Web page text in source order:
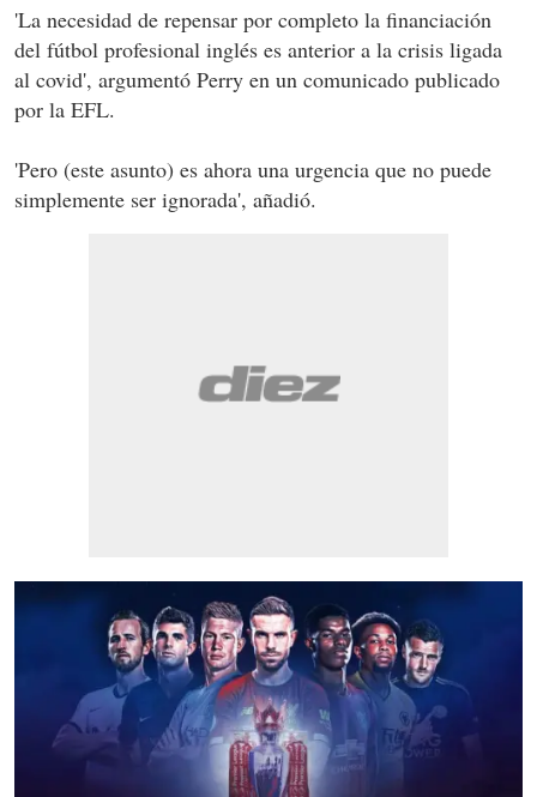
'La necesidad de repensar por completo la financiación
del fútbol profesional inglés es anterior a la crisis ligada
al covid', argumentó Perry en un comunicado publicado
por la EFL.
'Pero (este asunto) es ahora una urgencia que no puede
simplemente ser ignorada', añadió.